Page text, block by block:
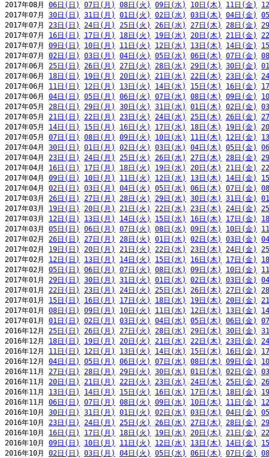
2017年08月 06日(日) 07日(月) 08日(火) 09日(水) 10日(木) 11日(金)
2017年07月 30日(日) 31日(月) 01日(火) 02日(水) 03日(木) 04日(金)
2017年07月 23日(日) 24日(月) 25日(火) 26日(水) 27日(木) 28日(金)
2017年07月 16日(日) 17日(月) 18日(火) 19日(水) 20日(木) 21日(金)
2017年07月 09日(日) 10日(月) 11日(火) 12日(水) 13日(木) 14日(金)
2017年07月 02日(日) 03日(月) 04日(火) 05日(水) 06日(木) 07日(金)
2017年06月 25日(日) 26日(月) 27日(火) 28日(水) 29日(木) 30日(金)
2017年06月 18日(日) 19日(月) 20日(火) 21日(水) 22日(木) 23日(金)
2017年06月 11日(日) 12日(月) 13日(火) 14日(水) 15日(木) 16日(金)
2017年06月 04日(日) 05日(月) 06日(火) 07日(水) 08日(木) 09日(金)
2017年05月 28日(日) 29日(月) 30日(火) 31日(水) 01日(木) 02日(金)
2017年05月 21日(日) 22日(月) 23日(火) 24日(水) 25日(木) 26日(金)
2017年05月 14日(日) 15日(月) 16日(火) 17日(水) 18日(木) 19日(金)
2017年05月 07日(日) 08日(月) 09日(火) 10日(水) 11日(木) 12日(金)
2017年04月 30日(日) 01日(月) 02日(火) 03日(水) 04日(木) 05日(金)
2017年04月 23日(日) 24日(月) 25日(火) 26日(水) 27日(木) 28日(金)
2017年04月 16日(日) 17日(月) 18日(火) 19日(水) 20日(木) 21日(金)
2017年04月 09日(日) 10日(月) 11日(火) 12日(水) 13日(木) 14日(金)
2017年04月 02日(日) 03日(月) 04日(火) 05日(水) 06日(木) 07日(金)
2017年03月 26日(日) 27日(月) 28日(火) 29日(水) 30日(木) 31日(金)
2017年03月 19日(日) 20日(月) 21日(火) 22日(水) 23日(木) 24日(金)
2017年03月 12日(日) 13日(月) 14日(火) 15日(水) 16日(木) 17日(金)
2017年03月 05日(日) 06日(月) 07日(火) 08日(水) 09日(木) 10日(金)
2017年02月 26日(日) 27日(月) 28日(火) 01日(水) 02日(木) 03日(金)
2017年02月 19日(日) 20日(月) 21日(火) 22日(水) 23日(木) 24日(金)
2017年02月 12日(日) 13日(月) 14日(火) 15日(水) 16日(木) 17日(金)
2017年02月 05日(日) 06日(月) 07日(火) 08日(水) 09日(木) 10日(金)
2017年01月 29日(日) 30日(月) 31日(火) 01日(水) 02日(木) 03日(金)
2017年01月 22日(日) 23日(月) 24日(火) 25日(水) 26日(木) 27日(金)
2017年01月 15日(日) 16日(月) 17日(火) 18日(水) 19日(木) 20日(金)
2017年01月 08日(日) 09日(月) 10日(火) 11日(水) 12日(木) 13日(金)
2017年01月 01日(日) 02日(月) 03日(火) 04日(水) 05日(木) 06日(金)
2016年12月 25日(日) 26日(月) 27日(火) 28日(水) 29日(木) 30日(金)
2016年12月 18日(日) 19日(月) 20日(火) 21日(水) 22日(木) 23日(金)
2016年12月 11日(日) 12日(月) 13日(火) 14日(水) 15日(木) 16日(金)
2016年12月 04日(日) 05日(月) 06日(火) 07日(水) 08日(木) 09日(金)
2016年11月 27日(日) 28日(月) 29日(火) 30日(水) 01日(木) 02日(金)
2016年11月 20日(日) 21日(月) 22日(火) 23日(水) 24日(木) 25日(金)
2016年11月 13日(日) 14日(月) 15日(火) 16日(水) 17日(木) 18日(金)
2016年11月 06日(日) 07日(月) 08日(火) 09日(水) 10日(木) 11日(金)
2016年10月 30日(日) 31日(月) 01日(火) 02日(水) 03日(木) 04日(金)
2016年10月 23日(日) 24日(月) 25日(火) 26日(水) 27日(木) 28日(金)
2016年10月 16日(日) 17日(月) 18日(火) 19日(水) 20日(木) 21日(金)
2016年10月 09日(日) 10日(月) 11日(火) 12日(水) 13日(木) 14日(金)
2016年10月 02日(日) 03日(月) 04日(火) 05日(水) 06日(木) 07日(金)